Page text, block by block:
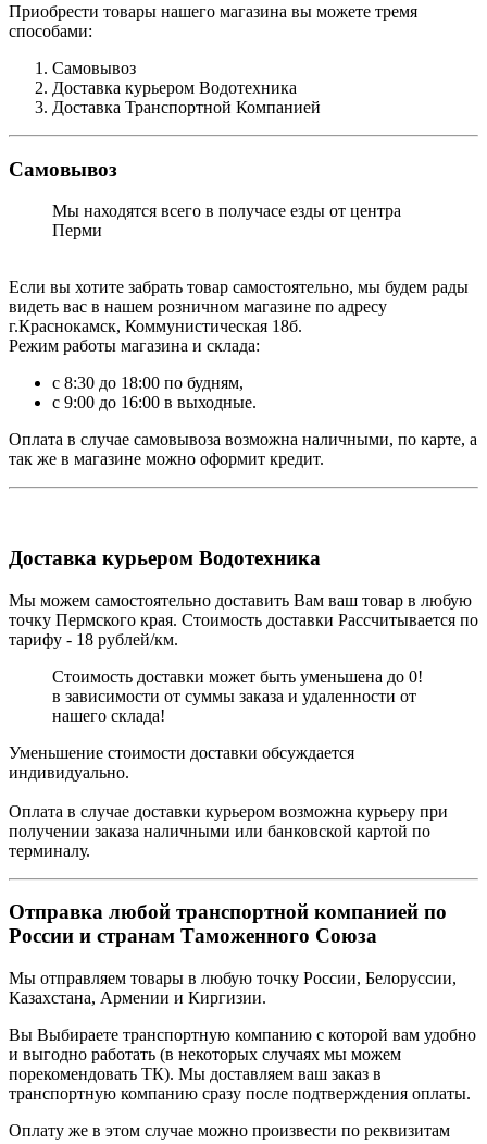
Приобрести товары нашего магазина вы можете тремя
способами:
Самовывоз
Доставка курьером Водотехника
Доставка Транспортной Компанией
Самовывоз
Мы находятся всего в получасе езды от центра
Перми
Если вы хотите забрать товар самостоятельно, мы будем рады
видеть вас в нашем розничном магазине по адресу
г.Краснокамск, Коммунистическая 18б.
Режим работы магазина и склада:
с 8:30 до 18:00 по будням,
с 9:00 до 16:00 в выходные.
Оплата в случае самовывоза возможна наличными, по карте, а
так же в магазине можно оформит кредит.
Доставка курьером Водотехника
Мы можем самостоятельно доставить Вам ваш товар в любую
точку Пермского края. Стоимость доставки Рассчитывается по
тарифу - 18 рублей/км.
Стоимость доставки может быть уменьшена до 0!
в зависимости от суммы заказа и удаленности от
нашего склада!
Уменьшение стоимости доставки обсуждается
индивидуально.
Оплата в случае доставки курьером возможна курьеру при
получении заказа наличными или банковской картой по
терминалу.
Отправка любой транспортной компанией по
России и странам Таможенного Союза
Мы отправляем товары в любую точку России, Белоруссии,
Казахстана, Армении и Киргизии.
Вы Выбираете транспортную компанию с которой вам удобно
и выгодно работать (в некоторых случаях мы можем
порекомендовать ТК). Мы доставляем ваш заказ в
транспортную компанию сразу после подтверждения оплаты.
Оплату же в этом случае можно произвести по реквизитам